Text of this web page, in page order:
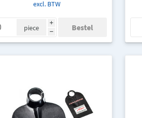
excl. BTW
i
h
piece